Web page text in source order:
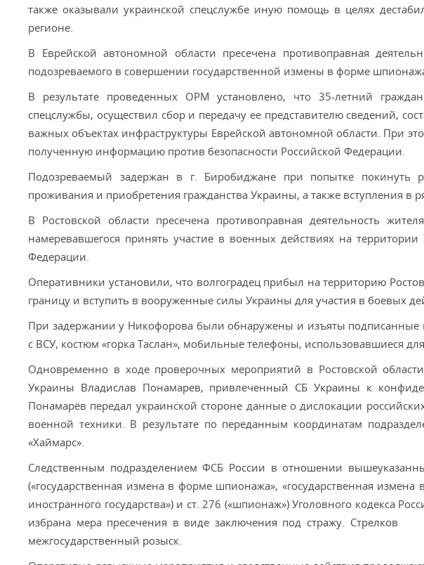
также оказывали украинской спецслужбе иную помощь в целях
регионе.
В Еврейской автономной области пресечена противоправная
подозреваемого в совершении государственной измены в форме
В результате проведенных ОРМ установлено, что 35-летний
спецслужбы, осуществил сбор и передачу ее представителю сведений,
важных объектах инфраструктуры Еврейской автономной области. При
полученную информацию против безопасности Российской Федерации.
Подозреваемый задержан в г. Биробиджане при попытке покинуть
проживания и приобретения гражданства Украины, а также вступления в
В Ростовской области пресечена противоправная деятельность
намеревавшегося принять участие в военных действиях на
Федерации.
Оперативники установили, что волгоградец прибыл на территорию
границу и вступить в вооруженные силы Украины для участия в боевых
При задержании у Никофорова были обнаружены и изъяты подписанные
с ВСУ, костюм «горка Таслан», мобильные телефоны, использовавшиеся
Одновременно в ходе проверочных мероприятий в Ростовской
Украины Владислав Понамарев, привлеченный СБ Украины к
Понамарёв передал украинской стороне данные о дислокации
военной техники. В результате по переданным координатам
«Хаймарс».
Следственным подразделением ФСБ России в отношении
(«государственная измена в форме шпионажа», «государственная
иностранного государства») и ст. 276 («шпионаж») Уголовного кодекса
избрана мера пресечения в виде заключения под стражу.
межгосударственный розыск.